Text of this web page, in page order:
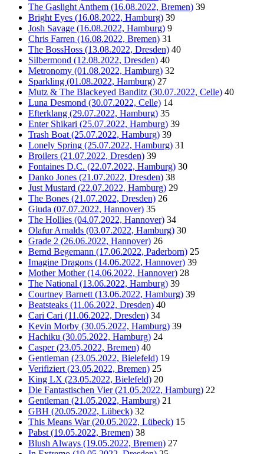
The Gaslight Anthem (16.08.2022, Bremen) 39
Bright Eyes (16.08.2022, Hamburg) 39
Josh Savage (16.08.2022, Hamburg) 9
Chris Farren (16.08.2022, Bremen) 31
The BossHoss (13.08.2022, Dresden) 40
Silbermond (12.08.2022, Dresden) 40
Metronomy (01.08.2022, Hamburg) 32
Sparkling (01.08.2022, Hamburg) 27
Mutz & The Blackeyed Banditz (30.07.2022, Celle) 40
Luna Desmond (30.07.2022, Celle) 14
Efterklang (29.07.2022, Hamburg) 35
Enter Shikari (25.07.2022, Hamburg) 39
Trash Boat (25.07.2022, Hamburg) 39
Lonely Spring (25.07.2022, Hamburg) 31
Broilers (21.07.2022, Dresden) 39
Fontaines D.C. (22.07.2022, Hamburg) 30
Danko Jones (21.07.2022, Dresden) 38
Just Mustard (22.07.2022, Hamburg) 29
The Bones (21.07.2022, Dresden) 26
Giuda (07.07.2022, Hannover) 35
The Hollies (04.07.2022, Hannover) 34
Olafur Arnalds (03.07.2022, Hamburg) 30
Grade 2 (26.06.2022, Hannover) 26
Bernd Begemann (17.06.2022, Paderborn) 25
Imagine Dragons (14.06.2022, Hannover) 39
Mother Mother (14.06.2022, Hannover) 28
The National (13.06.2022, Hamburg) 39
Courtney Barnett (13.06.2022, Hamburg) 39
Beatsteaks (11.06.2022, Dresden) 40
Cari Cari (11.06.2022, Dresden) 34
Kevin Morby (30.05.2022, Hamburg) 39
Hachiku (30.05.2022, Hamburg) 24
Casper (23.05.2022, Bremen) 40
Gentleman (23.05.2022, Bielefeld) 19
Verifiziert (23.05.2022, Bremen) 25
King LX (23.05.2022, Bielefeld) 20
Die Fantastischen Vier (21.05.2022, Hamburg) 22
Gentleman (21.05.2022, Hamburg) 21
GBH (20.05.2022, Lübeck) 32
This Means War (20.05.2022, Lübeck) 15
Pabst (19.05.2022, Bremen) 38
Blush Always (19.05.2022, Bremen) 27